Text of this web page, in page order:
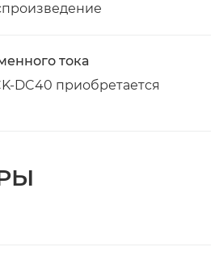
тока
DC40 приобретается